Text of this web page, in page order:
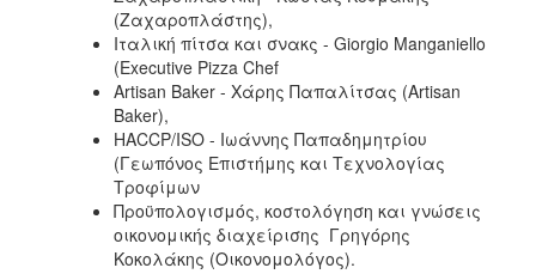
(Ζαχαροπλάστης),
Ιταλική πίτσα και σνακς - Giorgio Manganiello
(Executive Pizza Chef
Artisan Baker - Χάρης Παπαλίτσας (Artisan
Baker),
HACCP/ISO - Ιωάννης Παπαδημητρίου
(Γεωπόνος Επιστήμης και Τεχνολογίας
Τροφίμων
Προϋπολογισμός, κοστολόγηση και γνώσεις
οικονομικής διαχείρισης Γρηγόρης
Κοκολάκης (Οικονομολόγος).